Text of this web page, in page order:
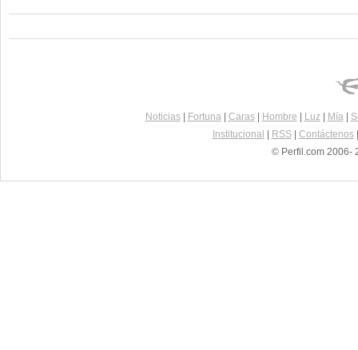
Noticias| Fortuna| Caras| Hombre Luz| Mía|
Institucional
RSS| Contáctenos
© Perfil.com 2006-